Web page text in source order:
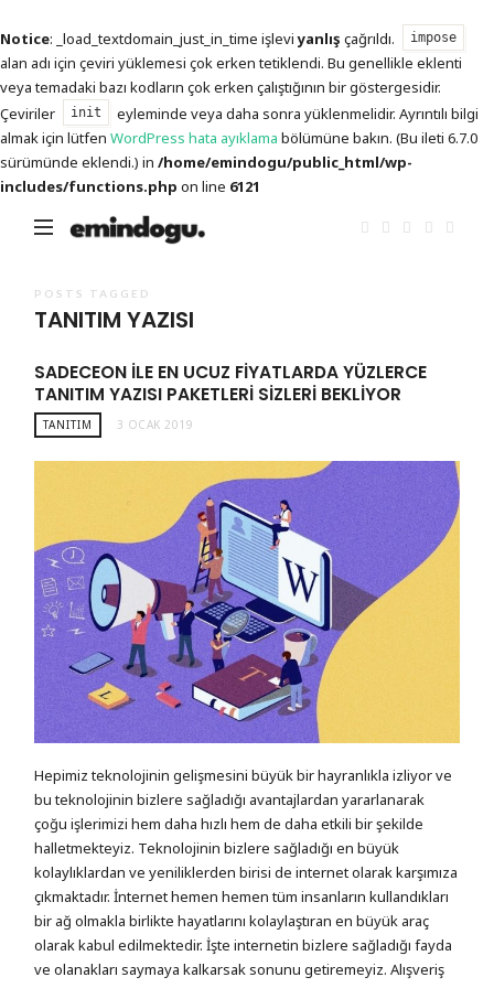
Notice: _load_textdomain_just_in_time işleviyanlış çağrıldı. impose
alan adı için çeviri yüklemesi çok erken tetiklendi. Bu genellikle eklenti
veya temadaki bazı kodların çok erken çalıştığının bir göstergesidir.
Çeviriler
init
eyleminde veya daha sonra yüklenmelidir. Ayrıntılı bilgi
almak için lütfen WordPress hata ayıklama bölümüne bakın. (Bu ileti 6.7.0
sürümünde eklendi.) in /home/emindogu/public_html/wp-
includes/functions.php on line 6121
Emin
POSTS TAGGED
TANITIM YAZISI
SADECEON İLE EN UCUZ FIYATLARDA YÜZLERCE
TANITIM YAZISI PAKETLERI SIZLERI BEKLIYOR
TANITIM 3 OCAK 2019
Hepimiz teknolojinin gelişmesini büyük bir hayranlıkla izliyor ve
bu teknolojinin bizlere sağladığı avantajlardan yararlanarak
çoğu işlerimizi hem daha hızlı hem de daha etkili bir şekilde
halletmekteyiz. Teknolojinin bizlere sağladığı en büyük
kolaylıklardan ve yeniliklerden birisi de internet olarak karşımıza
çıkmaktadır. İnternet hemen hemen tüm insanların kullandıkları
bir ağ olmakla birlikte hayatlarını kolaylaştıran en büyük araç
olarak kabul edilmektedir. İşte internetin bizlere sağladığı fayda
ve olanakları saymaya kalkarsak sonunu getiremeyiz. Alışveriş